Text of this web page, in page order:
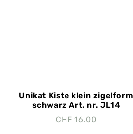
Unikat Kiste klein zigelform
schwarz Art. nr. JL14
CHF 16.00